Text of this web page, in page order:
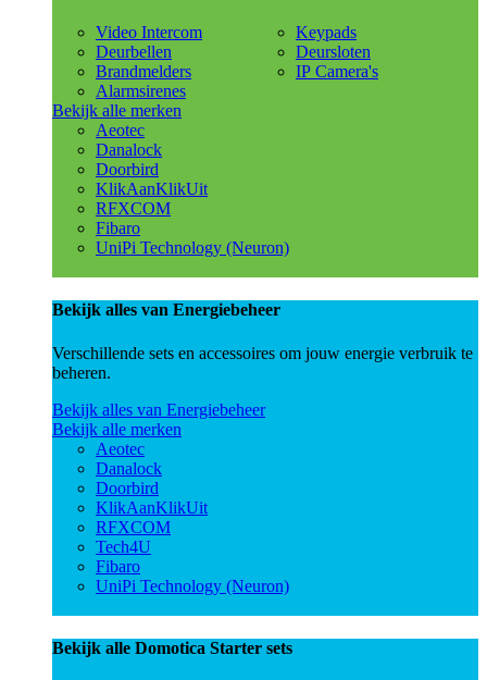
Video Intercom
Deurbellen
Brandmelders
Alarmsirenes
Keypads
Deursloten
IP Camera's
Bekijk alle merken
Aeotec
Danalock
Doorbird
KlikAanKlikUit
RFXCOM
Fibaro
UniPi Technology (Neuron)
Bekijk alles van Energiebeheer
Verschillende sets en accessoires om jouw energie verbruik te
beheren.
Bekijk alles van Energiebeheer
Bekijk alle merken
Aeotec
Danalock
Doorbird
KlikAanKlikUit
RFXCOM
Tech4U
Fibaro
UniPi Technology (Neuron)
Bekijk alle Domotica Starter sets